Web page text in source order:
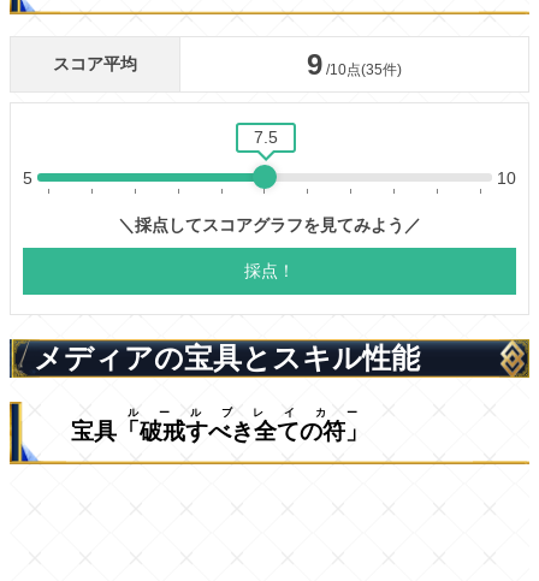
メディアの宝具とスキル性能
宝具 「破戒すべき全ての符」
ルールブレイカー